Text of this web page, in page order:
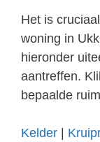
Het is
woning in
hieronder
aantreffen.
bepaalde
Kelder